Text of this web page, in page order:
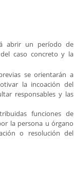
abrir un período de
caso concreto y la
se orientarán a
la incoación del
responsables y las
funciones de
la persona u órgano
o resolución del